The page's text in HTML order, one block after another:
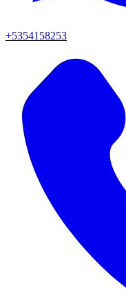
+5354158253